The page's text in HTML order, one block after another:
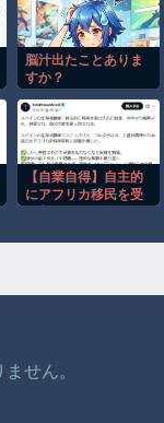
脳汁出たことありま
すか？
【自業自得】自主的
にアフリカ移民を受
せん。